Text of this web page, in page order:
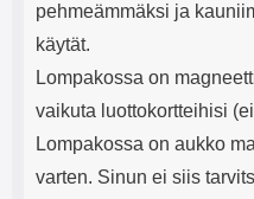
pehmeämmäksi ja
käytät.
Lompakossa on
vaikuta luottokortteihisi
Lompakossa on aukko
varten. Sinun ei siis